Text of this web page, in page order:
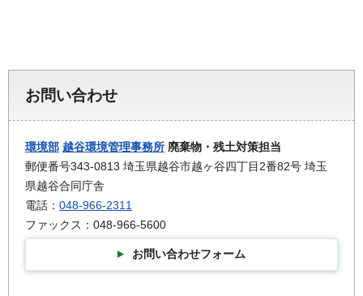
お問い合わせ
環境部 越谷環境管理事務所 廃棄物・残土対策担当
郵便番号343-0813 埼玉県越谷市越ヶ谷四丁目2番82号 埼玉
県越谷合同庁舎
電話： 048-966-2311
ファックス：048-966-5600
お問い合わせフォーム